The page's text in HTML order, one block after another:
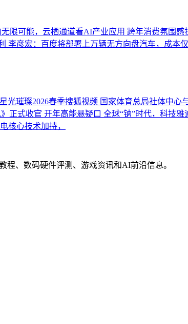
限可能，云栖通道看AI产业应用 跨年消费氛围感
李彦宏：百度将部署上万辆无方向盘汽车，成本
光璀璨2026春季搜狐视频 国家体育总局社体中心
正式收官 开年高能悬疑口 全球“钠”时代，科技
核心技术加持，
程、数码硬件评测、游戏资讯和AI前沿信息。